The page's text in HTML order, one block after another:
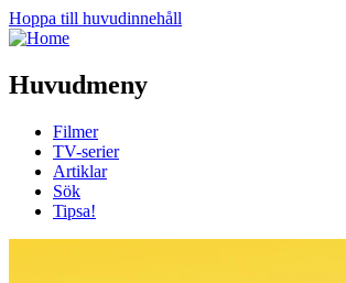
Hoppa till huvudinnehåll
Huvudmeny
Filmer
TV-serier
Artiklar
Sök
Tipsa!